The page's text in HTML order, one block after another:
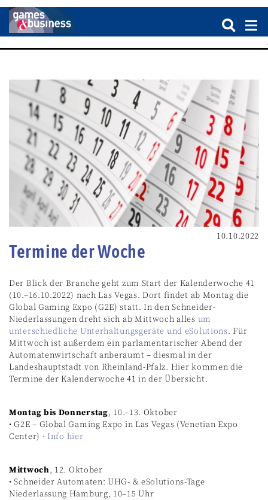
10.10.2022
Termine der Woche
Der Blick der Branche geht zum Start der Kalenderwoche 41
(10.–16.10.2022) nach Las Vegas. Dort findet ab Montag die
Global Gaming Expo (G2E) statt. In den Schneider-
Niederlassungen dreht sich ab Mittwoch alles um
unterschiedliche Unterhaltungsgeräte und eSolutions. Für
Mittwoch ist außerdem ein parlamentarischer Abend der
Automatenwirtschaft anberaumt – diesmal in der
Landeshauptstadt von Rheinland-Pfalz. Hier kommen die
Termine der Kalenderwoche 41 in der Übersicht.
Montag bis Donnerstag, 10.–13. Oktober
• G2E – Global Gaming Expo in Las Vegas (Venetian Expo
Center) · Info hier
Mittwoch, 12. Oktober
• Schneider Automaten: UHG- & eSolutions-Tage
Niederlassung Hamburg, 10–15 Uhr